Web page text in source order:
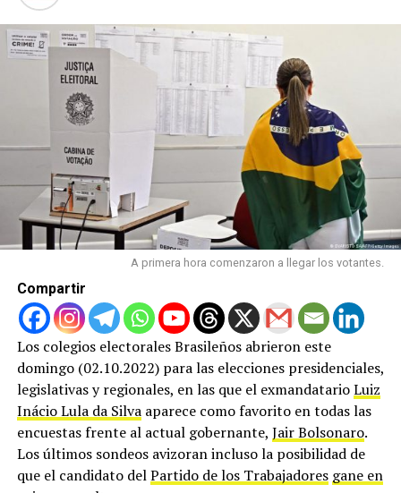
A primera hora comenzaron a llegar los votantes.
Compartir
Los colegios electorales Brasileños abrieron este
domingo (02.10.2022) para las elecciones presidenciales,
legislativas y regionales, en las que el exmandatarioLuiz
Inácio Lula da Silvaaparece como favorito en todas las
encuestas frente al actual gobernante, Jair Bolsonaro.
Los últimos sondeos avizoran incluso la posibilidad de
que el candidato delPartido de los Trabajadores gane en